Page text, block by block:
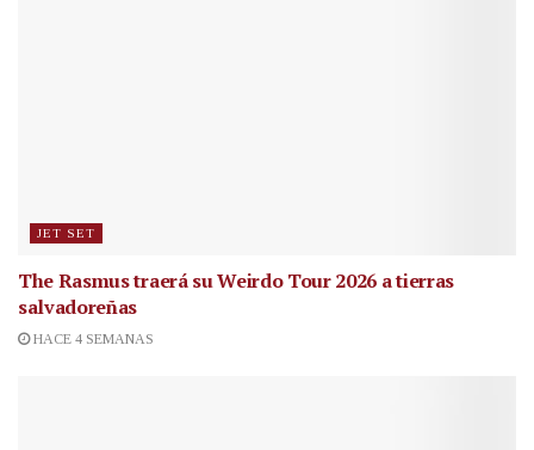
JET SET
The Rasmus traerá su Weirdo Tour 2026 a tierras
salvadoreñas
HACE 4 SEMANAS